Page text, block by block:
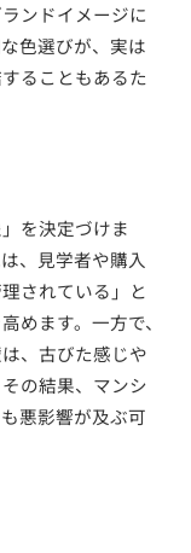
ンドイメージに
色選びが、実は
ることもあるた
を決定づけま
、見学者や購入
されている」と
めます。一方で、
、古びた感じや
の結果、マンシ
悪影響が及ぶ可